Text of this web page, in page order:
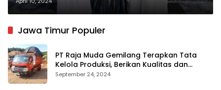
Jawa Timur Populer
PT Raja Muda Gemilang Terapkan Tata
Kelola Produksi, Berikan Kualitas dan
Keselamatan Kerja Terbaik
September 24, 2024